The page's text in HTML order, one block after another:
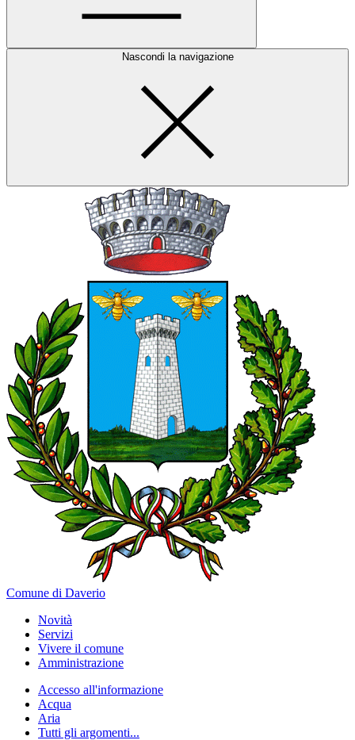
Nascondi la navigazione
Comune di Daverio
Novità
Servizi
Vivere il comune
Amministrazione
Accesso all'informazione
Acqua
Aria
Tutti gli argomenti...